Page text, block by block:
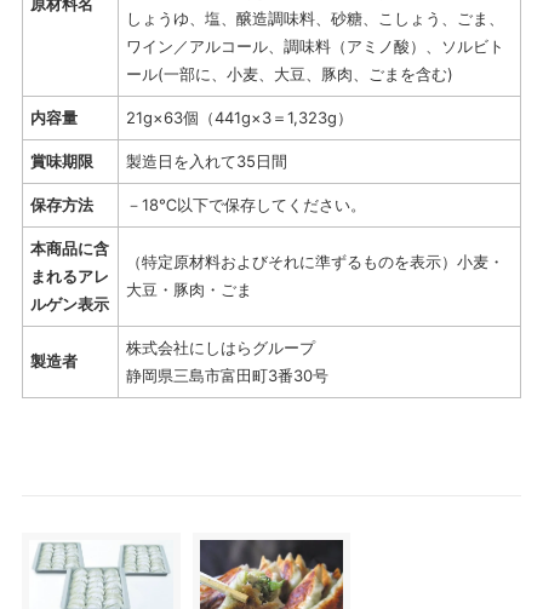
原材料名
しょうゆ、塩、醸造調味料、砂糖、こしょう、ごま、
ワイン／アルコール、調味料（アミノ酸）、ソルビト
ール(一部に、小麦、大豆、豚肉、ごまを含む)
内容量 21g×63個（441g×3＝1,323g）
賞味期限 製造日を入れて35日間
保存方法 －18℃以下で保存してください。
本商品に含
まれるアレ
ルゲン表示
（特定原材料およびそれに準ずるものを表示）小麦・
大豆・豚肉・ごま
製造者
株式会社にしはらグループ
静岡県三島市富田町3番30号